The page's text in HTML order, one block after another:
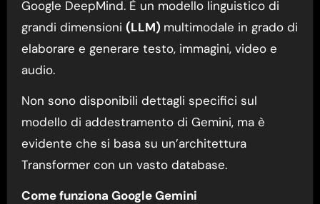
Google DeepMind. È un modello linguistico di
grandi dimensioni (LLM) multimodale in grado di
elaborare e generare testo, immagini, video e
audio.
Non sono disponibili dettagli specifici sul
modello di addestramento di Gemini, ma è
evidente che si basa su un’architettura
Transformer con un vasto database.
Come funziona Google Gemini